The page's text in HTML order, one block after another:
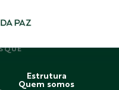
Estrutura
Quem somos